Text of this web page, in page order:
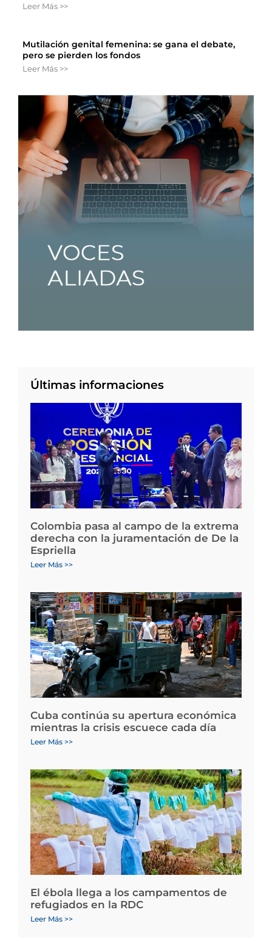
Leer Más >>
Mutilación genital femenina: se gana el debate,
pero se pierden los fondos
Leer Más >>
Últimas informaciones
Colombia pasa al campo de la extrema
derecha con la juramentación de De la
Espriella
Leer Más >>
Cuba continúa su apertura económica
mientras la crisis escuece cada día
Leer Más >>
El ébola llega a los campamentos de
refugiados en la RDC
Leer Más >>